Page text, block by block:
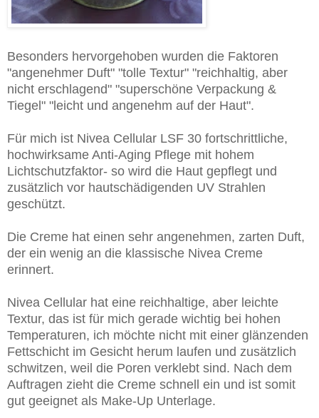
Besonders hervorgehoben wurden die Faktoren
"angenehmer Duft" "tolle Textur" "reichhaltig, aber
nicht erschlagend" "superschöne Verpackung &
Tiegel" "leicht und angenehm auf der Haut".
Für mich ist Nivea Cellular LSF 30 fortschrittliche,
hochwirksame Anti-Aging Pflege mit hohem
Lichtschutzfaktor- so wird die Haut gepflegt und
zusätzlich vor hautschädigenden UV Strahlen
geschützt.
Die Creme hat einen sehr angenehmen, zarten Duft,
der ein wenig an die klassische Nivea Creme
erinnert.
Nivea Cellular hat eine reichhaltige, aber leichte
Textur, das ist für mich gerade wichtig bei hohen
Temperaturen, ich möchte nicht mit einer glänzenden
Fettschicht im Gesicht herum laufen und zusätzlich
schwitzen, weil die Poren verklebt sind. Nach dem
Auftragen zieht die Creme schnell ein und ist somit
gut geeignet als Make-Up Unterlage.